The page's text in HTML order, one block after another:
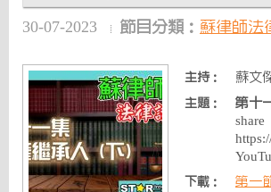
30-07-2023 節目分類： 蘇律師法
主持： 蘇文
主題： 第十
share
下載： 第一